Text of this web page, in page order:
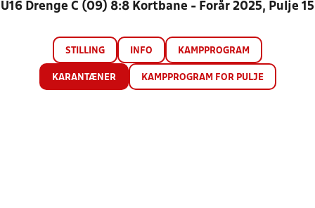
U16 Drenge C (09) 8:8 Kortbane - Forår 2025, Pulje 15
STILLING INFO KAMPPROGRAM
KARANTÆNER KAMPPROGRAM FOR PULJE